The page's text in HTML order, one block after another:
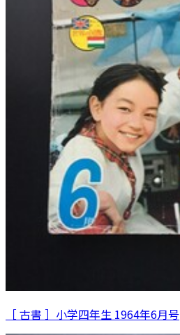
［ 古書 ］小学四年生 1964年6月号